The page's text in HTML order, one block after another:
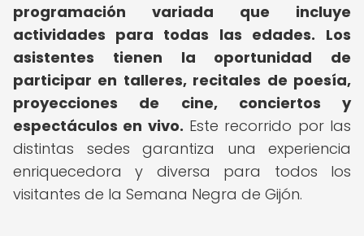
programación variada que incluye
actividades para todas las edades. Los
asistentes tienen la oportunidad de
participar en talleres, recitales de poesía,
proyecciones de cine, conciertos y
espectáculos en vivo. Este recorrido por las
distintas sedes garantiza una experiencia
enriquecedora y diversa para todos los
visitantes de la Semana Negra de Gijón.